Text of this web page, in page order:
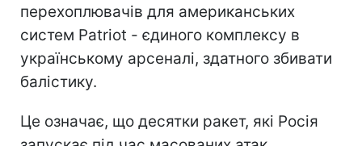
перехоплювачів для американських
систем Patriot - єдиного комплексу в
українському арсеналі, здатного збивати
балістику.
Це означає, що десятки ракет, які Росія